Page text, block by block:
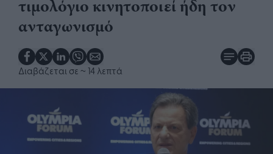
τιμολόγιο κινητοποιεί ήδη τον
ανταγωνισμό
Διαβάζεται σε ~ 14 λεπτά